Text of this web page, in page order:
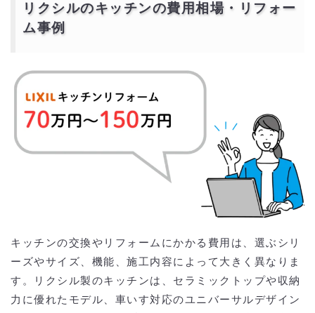
リクシルのキッチンの費用相場・リフォー
ム事例
キッチンの交換やリフォームにかかる費用は、選ぶシリ
ーズやサイズ、機能、施工内容によって大きく異なりま
す。リクシル製のキッチンは、セラミックトップや収納
力に優れたモデル、車いす対応のユニバーサルデザイン